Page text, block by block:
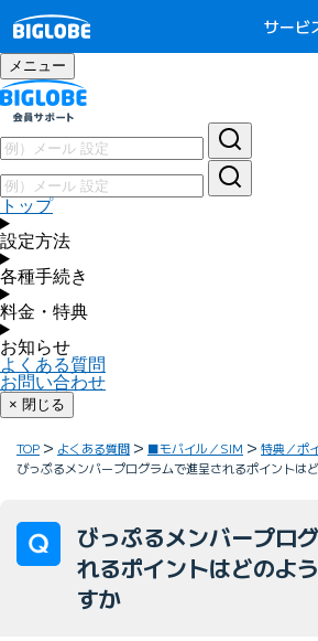
サービ
メニュー
トップ
設定方法
各種手続き
料金・特典
お知らせ
よくある質問
お問い合わせ
× 閉じる
TOP よくある質問 ■モバイル／SIM
特典／ポ
びっぷるメンバープログラムで進呈されるポイントは
びっぷるメンバープロ
れるポイントはどのよ
すか